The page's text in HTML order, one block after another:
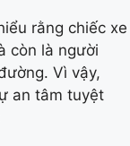
rằng chiếc xe
còn là người
Vì vậy,
an tâm tuyệt